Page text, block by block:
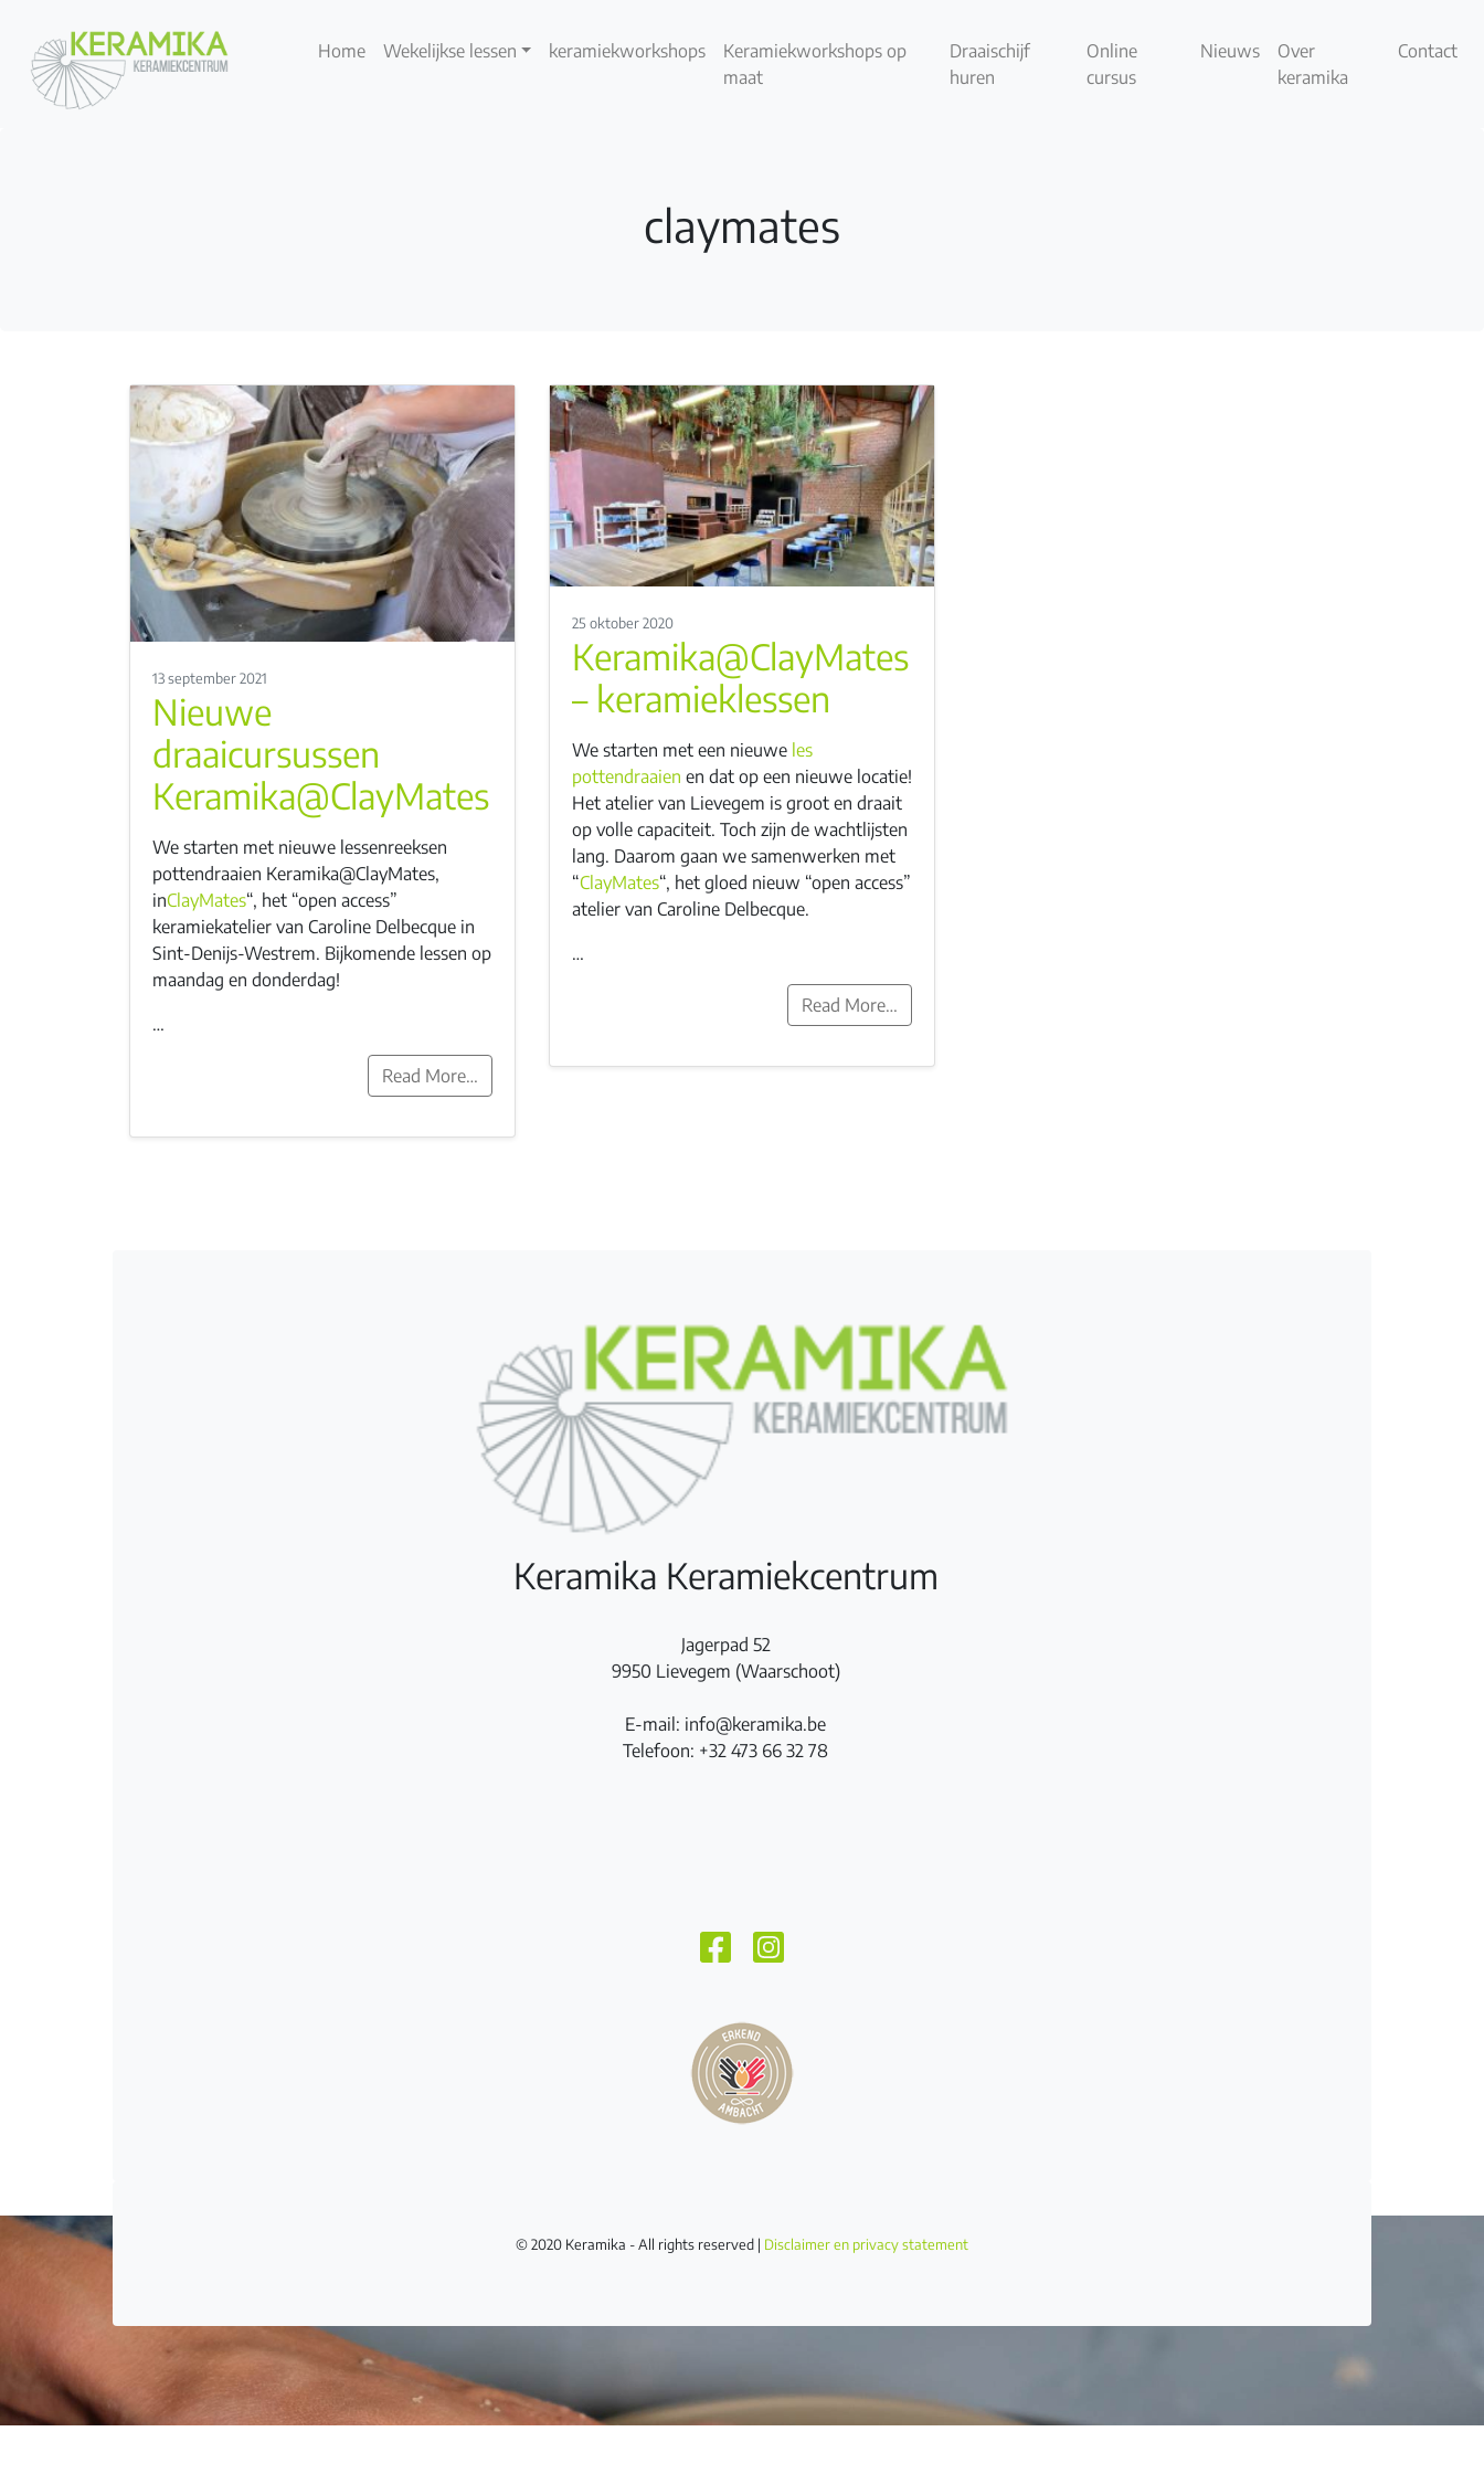
Home Wekelijkse lessen keramiekworkshops
Keramiekworkshops op
maat
Draaischijf
huren
Online
cursus
Nieuws
Over
keramika
Contact
claymates
13 september 2021
Nieuwe
draaicursussen
Keramika@ClayMates
We starten met nieuwe lessenreeksen
pottendraaien Keramika@ClayMates,
inClayMates“, het “open access”
keramiekatelier van Caroline Delbecque in
Sint-Denijs-Westrem. Bijkomende lessen op
maandag en donderdag!
…
Read More…
25 oktober 2020
Keramika@ClayMates
– keramieklessen
We starten met een nieuwe les
pottendraaien en dat op een nieuwe locatie!
Het atelier van Lievegem is groot en draait
op volle capaciteit. Toch zijn de wachtlijsten
lang. Daarom gaan we samenwerken met
“ClayMates“, het gloed nieuw “open access”
atelier van Caroline Delbecque.
…
Read More…
Keramika Keramiekcentrum
Jagerpad 52
9950 Lievegem (Waarschoot)
E-mail: info@keramika.be
Telefoon: +32 473 66 32 78
© 2020 Keramika - All rights reserved | Disclaimer en privacy statement